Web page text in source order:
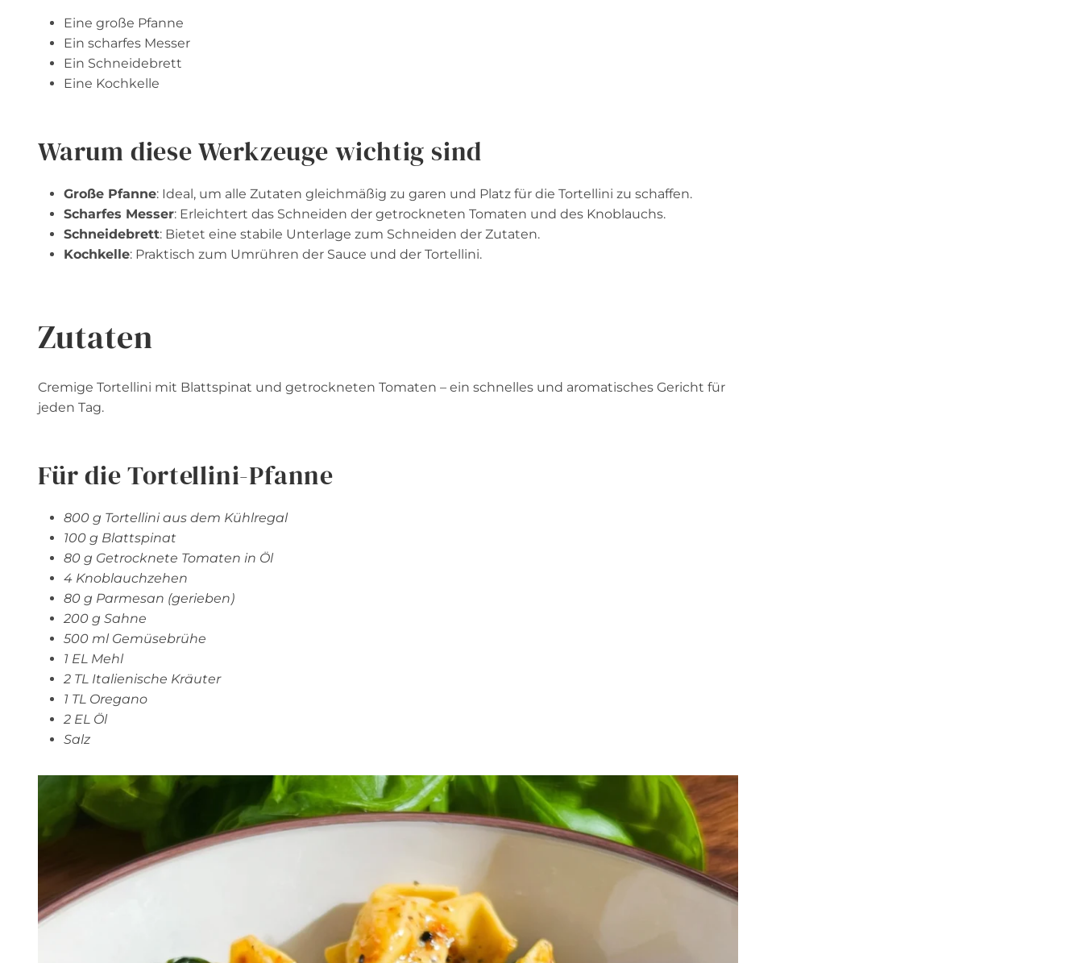
Eine große Pfanne
Ein scharfes Messer
Ein Schneidebrett
Eine Kochkelle
Warum diese Werkzeuge wichtig sind
Große Pfanne: Ideal, um alle Zutaten gleichmäßig zu garen und Platz für die Tortellini zu schaffen.
Scharfes Messer: Erleichtert das Schneiden der getrockneten Tomaten und des Knoblauchs.
Schneidebrett: Bietet eine stabile Unterlage zum Schneiden der Zutaten.
Kochkelle: Praktisch zum Umrühren der Sauce und der Tortellini.
Zutaten
Cremige Tortellini mit Blattspinat und getrockneten Tomaten – ein schnelles und aromatisches Gericht für
jeden Tag.
Für die Tortellini-Pfanne
800 g Tortellini aus dem Kühlregal
100 g Blattspinat
80 g Getrocknete Tomaten in Öl
4 Knoblauchzehen
80 g Parmesan (gerieben)
200 g Sahne
500 ml Gemüsebrühe
1 EL Mehl
2 TL Italienische Kräuter
1 TL Oregano
2 EL Öl
Salz